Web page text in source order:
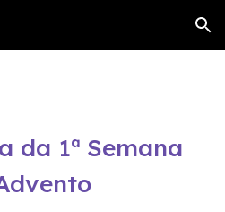
Skip to navigation
da 1ª Semana